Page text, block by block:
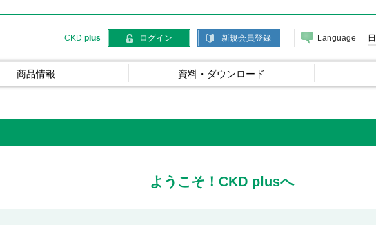
CKD plus ログイン 新規会員登録 Language
商品情報 資料・ダウンロード
ようこそ！CKD plusへ